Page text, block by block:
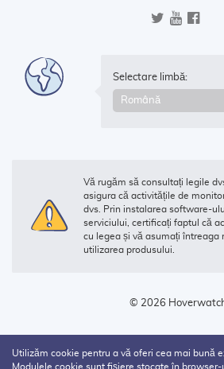
Selectare limbă:
Vă rugăm să consultați legile
asigura că activitățile de
dvs. Prin instalarea software-
serviciului, certificați faptul că
cu legea și vă asumați întreaga
utilizarea produsului.
© 2026
Utilizăm cookie pentru a vă oferi cea mai bună
Modulele cookie sunt fișiere stocate în